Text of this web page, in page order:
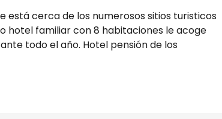
está cerca de los numerosos sitios turisticos
hotel familiar con 8 habitaciones le acoge
todo el año. Hotel pensión de los